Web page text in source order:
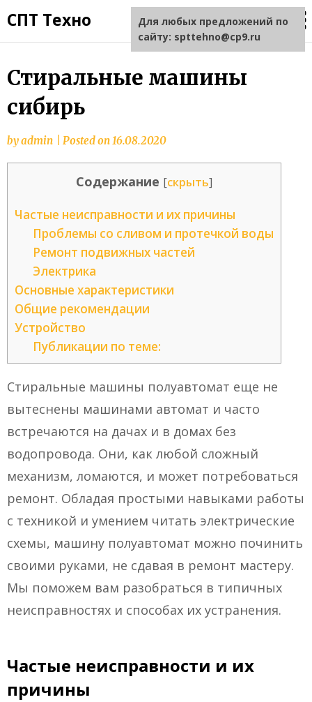
СПТ Техно
Стиральные машины
сибирь
byadmin Posted on16.08.2020
Содержание [скрыть]
Частые неисправности и их причины
Проблемы со сливом и протечкой воды
Ремонт подвижных частей
Электрика
Основные характеристики
Общие рекомендации
Устройство
Публикации по теме:
Стиральные машины полуавтомат еще не
вытеснены машинами автомат и часто
встречаются на дачах и в домах без
водопровода. Они, как любой сложный
механизм, ломаются, и может потребоваться
ремонт. Обладая простыми навыками работы
с техникой и умением читать электрические
схемы, машину полуавтомат можно починить
своими руками, не сдавая в ремонт мастеру.
Мы поможем вам разобраться в типичных
неисправностях и способах их устранения.
Частые неисправности и их
причины
Для любых предложений по
сайту: spttehno@cp9.ru